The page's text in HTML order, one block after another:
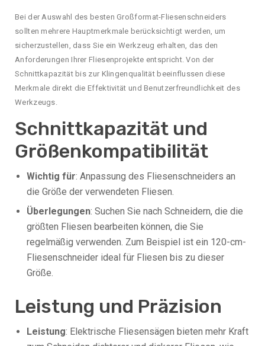
Bei der Auswahl des besten Großformat-Fliesenschneiders
sollten mehrere Hauptmerkmale berücksichtigt werden, um
sicherzustellen, dass Sie ein Werkzeug erhalten, das den
Anforderungen Ihrer Fliesenprojekte entspricht. Von der
Schnittkapazität bis zur Klingenqualität beeinflussen diese
Merkmale direkt die Effektivität und Benutzerfreundlichkeit des
Werkzeugs.
Schnittkapazität und
Größenkompatibilität
Wichtig für: Anpassung des Fliesenschneiders an
die Größe der verwendeten Fliesen.
Überlegungen: Suchen Sie nach Schneidern, die die
größten Fliesen bearbeiten können, die Sie
regelmäßig verwenden. Zum Beispiel ist ein 120-cm-
Fliesenschneider ideal für Fliesen bis zu dieser
Größe.
Leistung und Präzision
Leistung: Elektrische Fliesensägen bieten mehr Kraft